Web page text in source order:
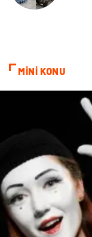
MİNİ KONU